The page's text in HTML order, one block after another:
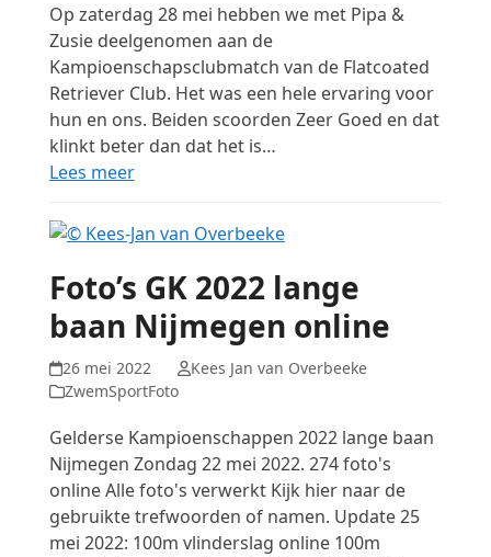
Op zaterdag 28 mei hebben we met Pipa &
Zusie deelgenomen aan de
Kampioenschapsclubmatch van de Flatcoated
Retriever Club. Het was een hele ervaring voor
hun en ons. Beiden scoorden Zeer Goed en dat
klinkt beter dan dat het is…
Lees meer
Foto’s GK 2022 lange
baan Nijmegen online
26 mei 2022
Kees Jan van Overbeeke
ZwemSportFoto
Gelderse Kampioenschappen 2022 lange baan
Nijmegen Zondag 22 mei 2022. 274 foto's
online Alle foto's verwerkt Kijk hier naar de
gebruikte trefwoorden of namen. Update 25
mei 2022: 100m vlinderslag online 100m